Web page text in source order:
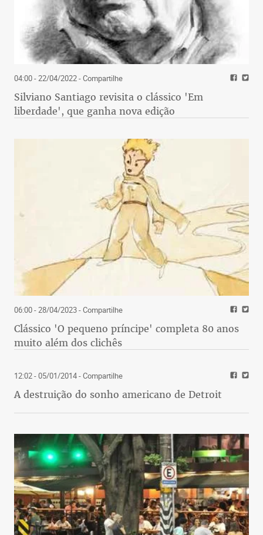
04:00 - 22/04/2022- Compartilhe
Silviano Santiago revisita o clássico 'Em
liberdade', que ganha nova edição
06:00 - 28/04/2023- Compartilhe
Clássico 'O pequeno príncipe' completa 80 anos
muito além dos clichês
12:02 - 05/01/2014- Compartilhe
A destruição do sonho americano de Detroit